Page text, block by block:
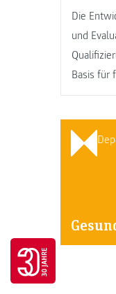
Die
und
Basis für
Go to 30